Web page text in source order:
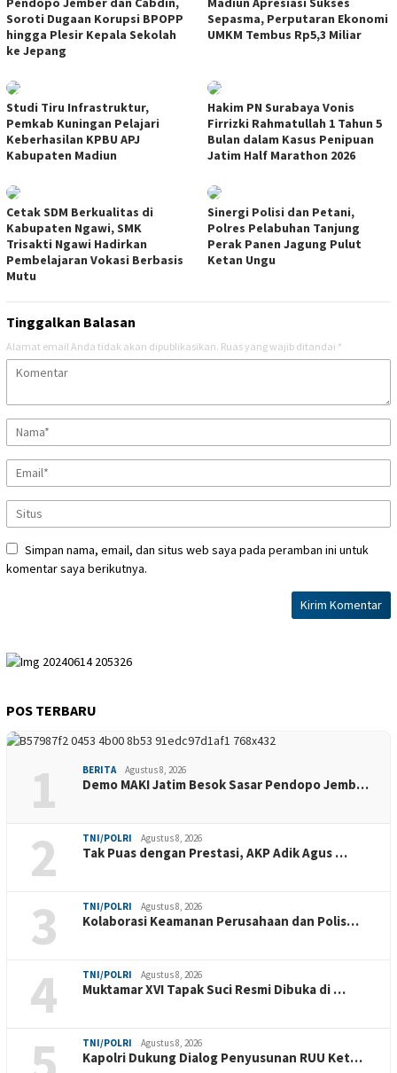
Soroti Dugaan Korupsi BPOPP
hingga Plesir Kepala Sekolah
ke Jepang
Sepasma, Perputaran Ekonomi
UMKM Tembus Rp5,3 Miliar
Studi Tiru Infrastruktur,
Pemkab Kuningan Pelajari
Keberhasilan KPBU APJ
Kabupaten Madiun
Hakim PN Surabaya Vonis
Firrizki Rahmatullah 1 Tahun 5
Bulan dalam Kasus Penipuan
Jatim Half Marathon 2026
Cetak SDM Berkualitas di
Kabupaten Ngawi, SMK
Trisakti Ngawi Hadirkan
Pembelajaran Vokasi Berbasis
Mutu
Sinergi Polisi dan Petani,
Polres Pelabuhan Tanjung
Perak Panen Jagung Pulut
Ketan Ungu
Tinggalkan Balasan
Alamat email Anda tidak akan dipublikasikan. Ruas yang wajib ditandai *
Simpan nama, email, dan situs web saya pada peramban ini untuk
komentar saya berikutnya.
POS TERBARU
1 BERITA Agustus 8, 2026
Demo MAKI Jatim Besok Sasar Pendopo Jemb…
2 TNI/POLRI Agustus 8, 2026
Tak Puas dengan Prestasi, AKP Adik Agus …
3 TNI/POLRI Agustus 8, 2026
Kolaborasi Keamanan Perusahaan dan Polis…
4 TNI/POLRI Agustus 8, 2026
Muktamar XVI Tapak Suci Resmi Dibuka di …
TNI/POLRI Agustus 8, 2026
Kapolri Dukung Dialog Penyusunan RUU Ket…